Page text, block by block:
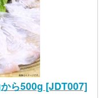
ら500g [JDT007]